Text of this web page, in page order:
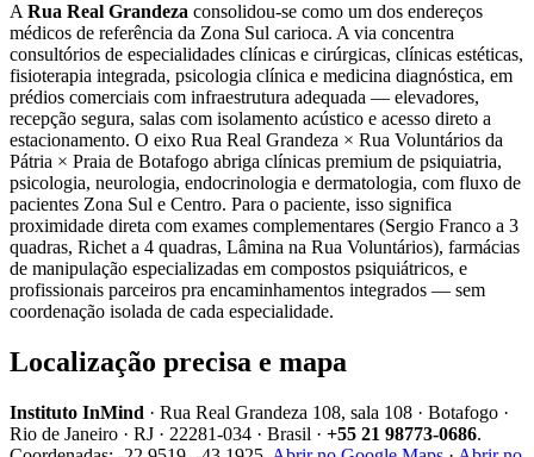
ARua Real Grandeza consolidou-se como um dos endereços
médicos de referência da Zona Sul carioca. A via concentra
consultórios de especialidades clínicas e cirúrgicas, clínicas estéticas,
fisioterapia integrada, psicologia clínica e medicina diagnóstica, em
prédios comerciais com infraestrutura adequada — elevadores,
recepção segura, salas com isolamento acústico e acesso direto a
estacionamento. O eixo Rua Real Grandeza × Rua Voluntários da
Pátria × Praia de Botafogo abriga clínicas premium de psiquiatria,
psicologia, neurologia, endocrinologia e dermatologia, com fluxo de
pacientes Zona Sul e Centro. Para o paciente, isso significa
proximidade direta com exames complementares (Sergio Franco a 3
quadras, Richet a 4 quadras, Lâmina na Rua Voluntários), farmácias
de manipulação especializadas em compostos psiquiátricos, e
profissionais parceiros pra encaminhamentos integrados — sem
coordenação isolada de cada especialidade.
Localização precisa e mapa
Instituto InMind · Rua Real Grandeza 108, sala 108 · Botafogo ·
Rio de Janeiro · RJ · 22281-034 · Brasil · +55 21 98773-0686.